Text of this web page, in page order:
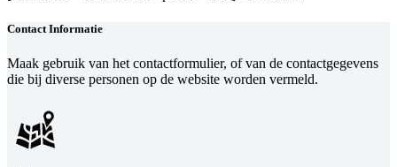
Contact Informatie
Maak gebruik van het contactformulier, of van de contactgegevens
die bij diverse personen op de website worden vermeld.